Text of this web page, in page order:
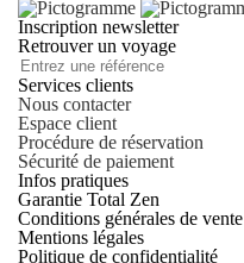
Inscription newsletter
Retrouver un voyage
Services clients
Nous contacter
Espace client
Procédure de réservation
Sécurité de paiement
Infos pratiques
Garantie Total Zen
Conditions générales de vente
Mentions légales
Politique de confidentialité